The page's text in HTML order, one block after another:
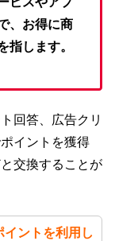
、お得に商
指します。
回答、広告クリ
イントを獲得
交換することが
ントを利用し